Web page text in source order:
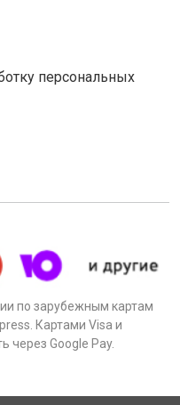
персональных
по зарубежным картам
Картами Visa и
через Google Pay.